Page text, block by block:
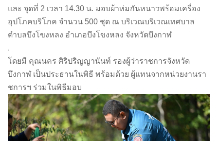
และ จุดที่ 2 เวลา 14.30 น. มอบผ้าห่มกันหนาวพร้อมเครื่อง
อุปโภคบริโภค จำนวน 500 ชุด ณ บริเวณบริเวณเทศบาล
ตำบลบึงโขงหลง อำเภอบึงโขงหลง จังหวัดบึงกาฬ
.
โดยมี คุณนคร ศิริปริญญานันท์ รองผู้ว่าราชการจังหวัด
บึงกาฬ เป็นประธานในพิธี พร้อมด้วย ผู้แทนจากหน่วยงานรา
ชการฯ ร่วมในพิธีมอบ